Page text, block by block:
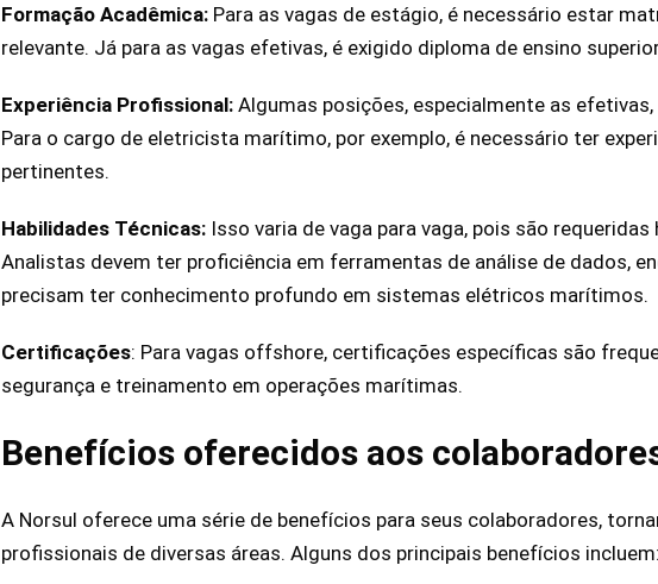
Formação Acadêmica: Para as vagas de estágio, é necessário estar
relevante. Já para as vagas efetivas, é exigido diploma de ensino
Experiência Profissional: Algumas posições, especialmente as efetivas,
Para o cargo de eletricista marítimo, por exemplo, é necessário ter
pertinentes.
Habilidades Técnicas: Isso varia de vaga para vaga, pois são
Analistas devem ter proficiência em ferramentas de análise de dados,
precisam ter conhecimento profundo em sistemas elétricos marítimos.
Certificações: Para vagas offshore, certificações específicas são
segurança e treinamento em operações marítimas.
Benefícios oferecidos aos
A Norsul oferece uma série de benefícios para seus colaboradores,
profissionais de diversas áreas. Alguns dos principais benefícios incluem: